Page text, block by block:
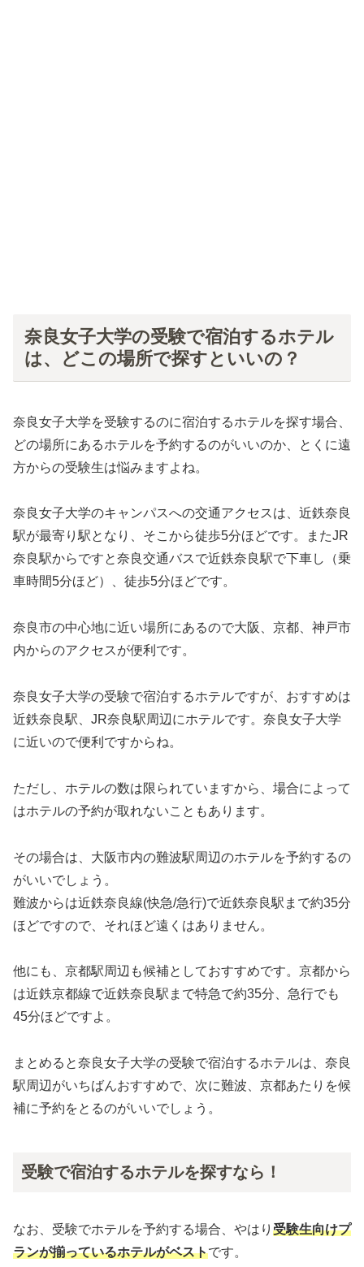
奈良女子大学の受験で宿泊するホテル
は、どこの場所で探すといいの？
奈良女子大学を受験するのに宿泊するホテルを探す場合、
どの場所にあるホテルを予約するのがいいのか、とくに遠
方からの受験生は悩みますよね。
奈良女子大学のキャンパスへの交通アクセスは、近鉄奈良
駅が最寄り駅となり、そこから徒歩5分ほどです。またJR
奈良駅からですと奈良交通バスで近鉄奈良駅で下車し（乗
車時間5分ほど）、徒歩5分ほどです。
奈良市の中心地に近い場所にあるので大阪、京都、神戸市
内からのアクセスが便利です。
奈良女子大学の受験で宿泊するホテルですが、おすすめは
近鉄奈良駅、JR奈良駅周辺にホテルです。奈良女子大学
に近いので便利ですからね。
ただし、ホテルの数は限られていますから、場合によって
はホテルの予約が取れないこともあります。
その場合は、大阪市内の難波駅周辺のホテルを予約するの
がいいでしょう。
難波からは近鉄奈良線(快急/急行)で近鉄奈良駅まで約35分
ほどですので、それほど遠くはありません。
他にも、京都駅周辺も候補としておすすめです。京都から
は近鉄京都線で近鉄奈良駅まで特急で約35分、急行でも
45分ほどですよ。
まとめると奈良女子大学の受験で宿泊するホテルは、奈良
駅周辺がいちばんおすすめで、次に難波、京都あたりを候
補に予約をとるのがいいでしょう。
受験で宿泊するホテルを探すなら！
なお、受験でホテルを予約する場合、やはり 受験生向けプ
ランが揃っているホテルがベストです。